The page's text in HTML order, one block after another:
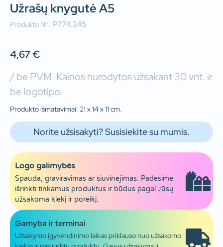
Užrašų knygutė A5
Produkto Nr.: P774.345
4,67€
/ be PVM. Kainos nurodytos užsakant 30 vnt. ir
be logotipo.
Produkto išmatavimai: 21 x 14 x 11 cm.
Norite užsisakyti? Susisiekite su mumis.
Logo galimybės
Spauda, graviravimas ar siuvinėjimas. Padėsime
išrinkti tinkamus produktus ir būdus pagal Jūsų
užsakoma kiekį ir poreikį.
Gamyba ir terminai
Užsakymo įgyvendinimo laikas priklauso nuo užsakomo